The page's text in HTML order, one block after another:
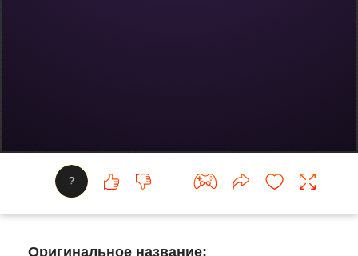
?
Оригинальное название: